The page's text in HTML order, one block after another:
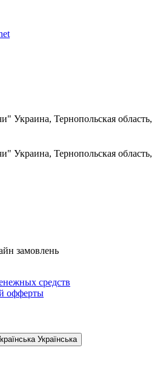
Украина, Тернопольская область,
Украина, Тернопольская область,
замовлень
средств
офферты
Українська